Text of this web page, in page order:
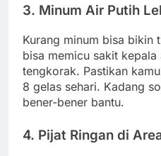
3. Minum Air Putih
Kurang minum bisa bikin
bisa memicu sakit kepala
tengkorak. Pastikan
8 gelas sehari. Kadang
bener-bener bantu.
4. Pijat Ringan di